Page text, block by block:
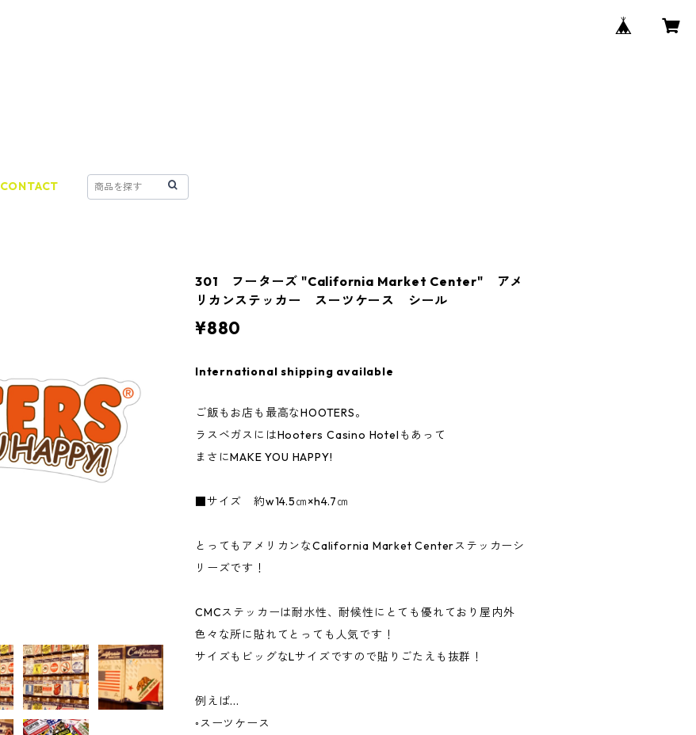
CONTACT
301 フーターズ "California Market Center" アメ
リカンステッカー スーツケース シール
¥880
International shipping available
ご飯もお店も最高なHOOTERS。
ラスベガスにはHooters Casino Hotelもあって
まさにMAKE YOU HAPPY!
■サイズ 約w14.5㎝×h4.7㎝
とってもアメリカンなCalifornia Market Centerステッカーシ
リーズです！
CMCステッカーは耐水性、耐候性にとても優れており屋内外
色々な所に貼れてとっても人気です！
サイズもビッグなLサイズですので貼りごたえも抜群！
例えば...
◦スーツケース